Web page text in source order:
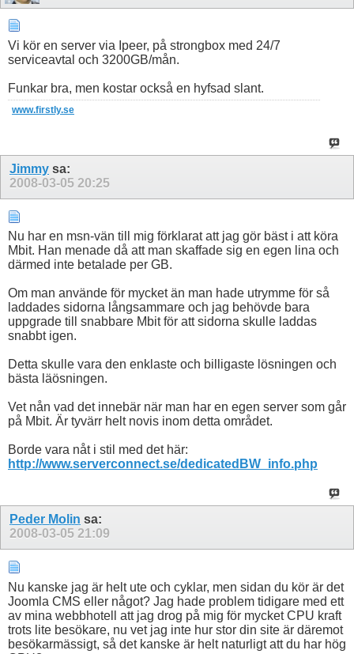
Vi kör en server via Ipeer, på strongbox med 24/7
serviceavtal och 3200GB/mån.
Funkar bra, men kostar också en hyfsad slant.
www.firstly.se
Jimmy sa:
2008-03-05 20:25
Nu har en msn-vän till mig förklarat att jag gör bäst i att köra
Mbit. Han menade då att man skaffade sig en egen lina och
därmed inte betalade per GB.
Om man använde för mycket än man hade utrymme för så
laddades sidorna långsammare och jag behövde bara
uppgrade till snabbare Mbit för att sidorna skulle laddas
snabbt igen.
Detta skulle vara den enklaste och billigaste lösningen och
bästa läösningen.
Vet nån vad det innebär när man har en egen server som går
på Mbit. Är tyvärr helt novis inom detta området.
Borde vara nåt i stil med det här:
http://www.serverconnect.se/dedicatedBW_info.php
Peder Molin sa:
2008-03-05 21:09
Nu kanske jag är helt ute och cyklar, men sidan du kör är det
Joomla CMS eller något? Jag hade problem tidigare med ett
av mina webbhotell att jag drog på mig för mycket CPU kraft
trots lite besökare, nu vet jag inte hur stor din site är däremot
besökarmässigt, så det kanske är helt naturligt att du har hög